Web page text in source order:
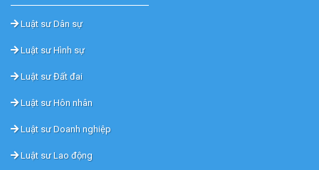
Luật sư Dân sự
Luật sư Hình sự
Luật sư Đất đai
Luật sư Hôn nhân
Luật sư Doanh nghiệp
Luật sư Lao động